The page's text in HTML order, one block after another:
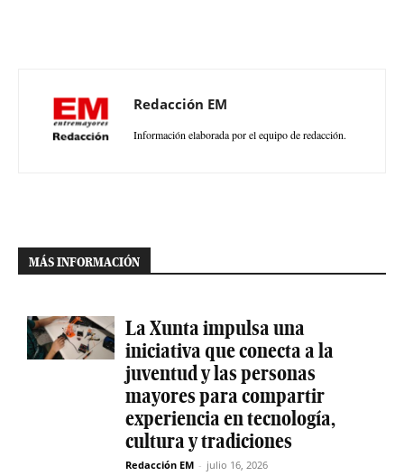
Redacción EM
Información elaborada por el equipo de redacción.
MÁS INFORMACIÓN
La Xunta impulsa una
iniciativa que conecta a la
juventud y las personas
mayores para compartir
experiencia en tecnología,
cultura y tradiciones
Redacción EM - julio 16, 2026